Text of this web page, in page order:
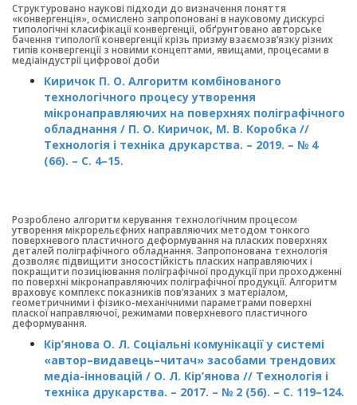
Структуровано наукові підходи до визначення поняття
«конвергенція», осмислено запропоновані в науковому дискурсі
типологічні класифікації конвергенції, обґрунтовано авторське
бачення типології конвергенції крізь призму взаємозв’язку різних
типів конвергенції з новими концептами, явищами, процесами в
медіаіндустрії цифрової доби
Киричок П. О. Алгоритм комбінованого
технологічного процесу утворення
мікронаправляючих на поверхнях поліграфічного
обладнання / П. О. Киричок, М. В. Коробка //
Технологія і техніка друкарства. – 2019. – № 4
(66). – С. 4–15.
Розроблено алгоритм керування технологічним процесом
утворення мікрорельєфних направляючих методом тонкого
поверхневого пластичного деформування на пласких поверхнях
деталей поліграфічного обладнання. Запропонована технологія
дозволяє підвищити зносостійкість пласких направляючих і
покращити позиціювання поліграфічної продукції при проходженні
по поверхні мікронаправляючих поліграфічної продукції. Алгоритм
враховує комплекс показників пов’язаних з матеріалом,
геометричними і фізико-механічними параметрами поверхні
пласкої направляючої, режимами поверхневого пластичного
деформування.
Кір’янова О. Л. Соціальні комунікації у системі
«автор–видавець–читач» засобами трендових
медіа-інновацій / О. Л. Кір’янова // Технологія і
техніка друкарства. – 2017. – № 2 (56). – С. 119–124.